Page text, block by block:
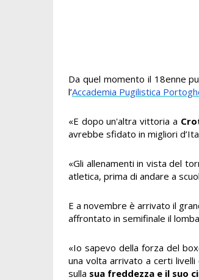
Da quel momento il 18enne
l’Accademia Pugilistica
«E dopo un'altra vittoria a
avrebbe sfidato in migliori
«Gli allenamenti in vista del
atletica, prima di andare a
E a novembre è arrivato il
affrontato in semifinale il
«Io sapevo della forza del
una volta arrivato a certi
sulla sua freddezza e il suo